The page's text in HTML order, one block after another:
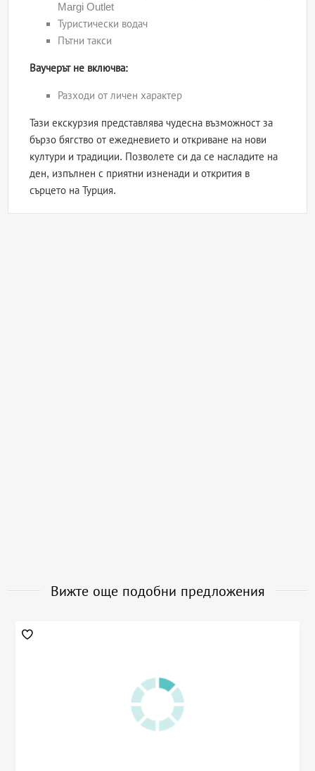
Margi Outlet
Туристически водач
Пътни такси
Ваучерът не включва:
Разходи от личен характер
Тази екскурзия представлява чудесна възможност за
бързо бягство от ежедневието и откриване на нови
култури и традиции. Позволете си да се насладите на
ден, изпълнен с приятни изненади и открития в
сърцето на Турция.
Вижте още подобни предложения